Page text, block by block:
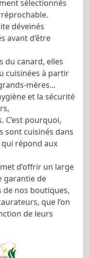
sélectionnés
déveinés
avant d’être
du canard, elles
cuisinées à partir
mères...
et la sécurité
pourquoi,
sont cuisinés dans
répond aux
d’offrir un large
garantie de
nos boutiques,
que l’on
de leurs